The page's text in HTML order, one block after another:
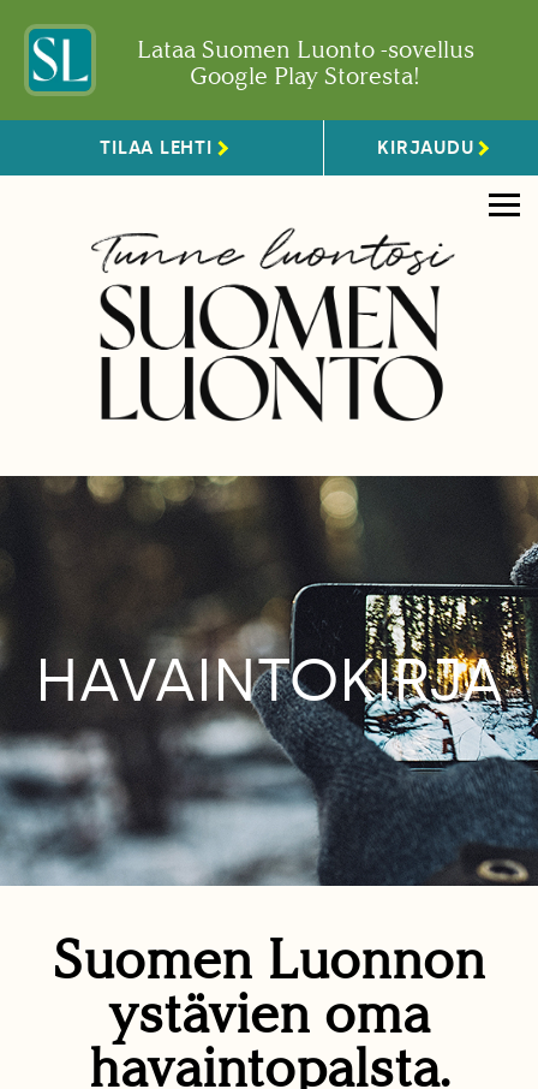
Lataa Suomen Luonto -sovellus
Google Play Storesta!
TILAA LEHTI KIRJAUDU
HAVAINTOKIRJA
Suomen Luonnon
ystävien oma
havaintopalsta.